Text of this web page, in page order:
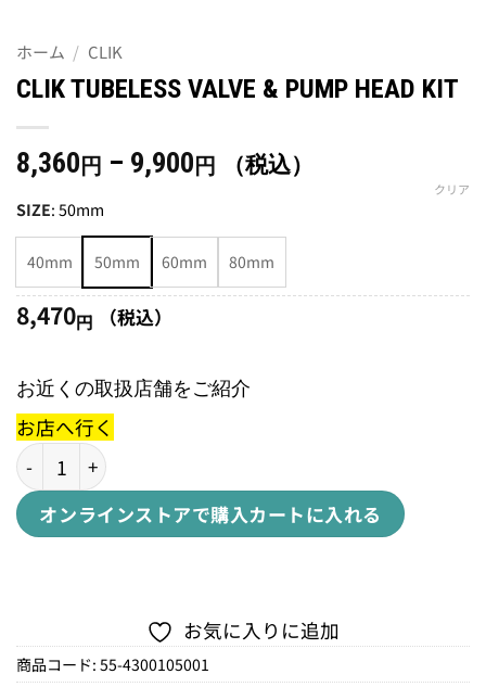
ホーム / CLIK
CLIK TUBELESS VALVE & PUMP HEAD KIT
8,360 円 – 9,900 円
価
8,360
円
–
（税込）
SIZE:50mm
40mm 50mm 60mm 80mm
クリア
8,470円 （税込）
お近くの取扱店舗をご紹介
お店へ行く
CLIK TUBELESS VALVE & PUMP HEAD KIT個
オンラインストアで購入カートに入れる
お気に入りに追加
商品コード: 55-4300105001